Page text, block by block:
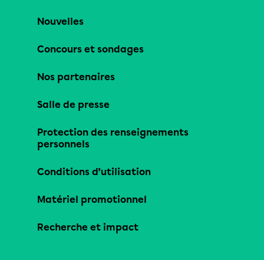
Nouvelles
Concours et sondages
Nos partenaires
Salle de presse
Protection des renseignements
personnels
Conditions d’utilisation
Matériel promotionnel
Recherche et impact